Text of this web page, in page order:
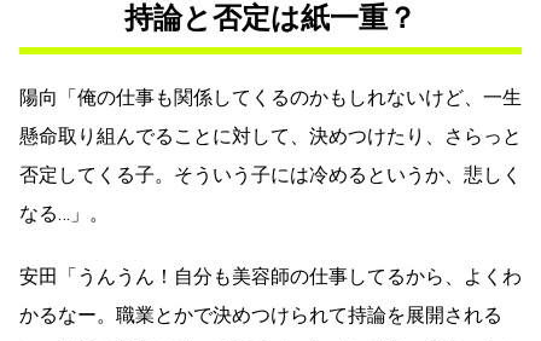
持論と否定は紙一重？
陽向「俺の仕事も関係してくるのかもしれないけど、一生
懸命取り組んでることに対して、決めつけたり、さらっと
否定してくる子。そういう子には冷めるというか、悲しく
なる…」。
安田「うんうん！自分も美容師の仕事してるから、よくわ
かるなー。職業とかで決めつけられて持論を展開される